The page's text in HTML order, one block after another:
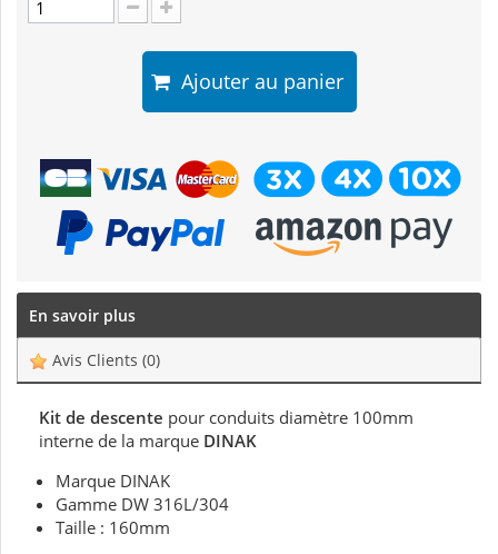
Ajouter au panier
En savoir plus
Avis Clients (0)
Kit de descente pour conduits diamètre 100mm
interne de la marque DINAK
Marque DINAK
Gamme DW 316L/304
Taille : 160mm